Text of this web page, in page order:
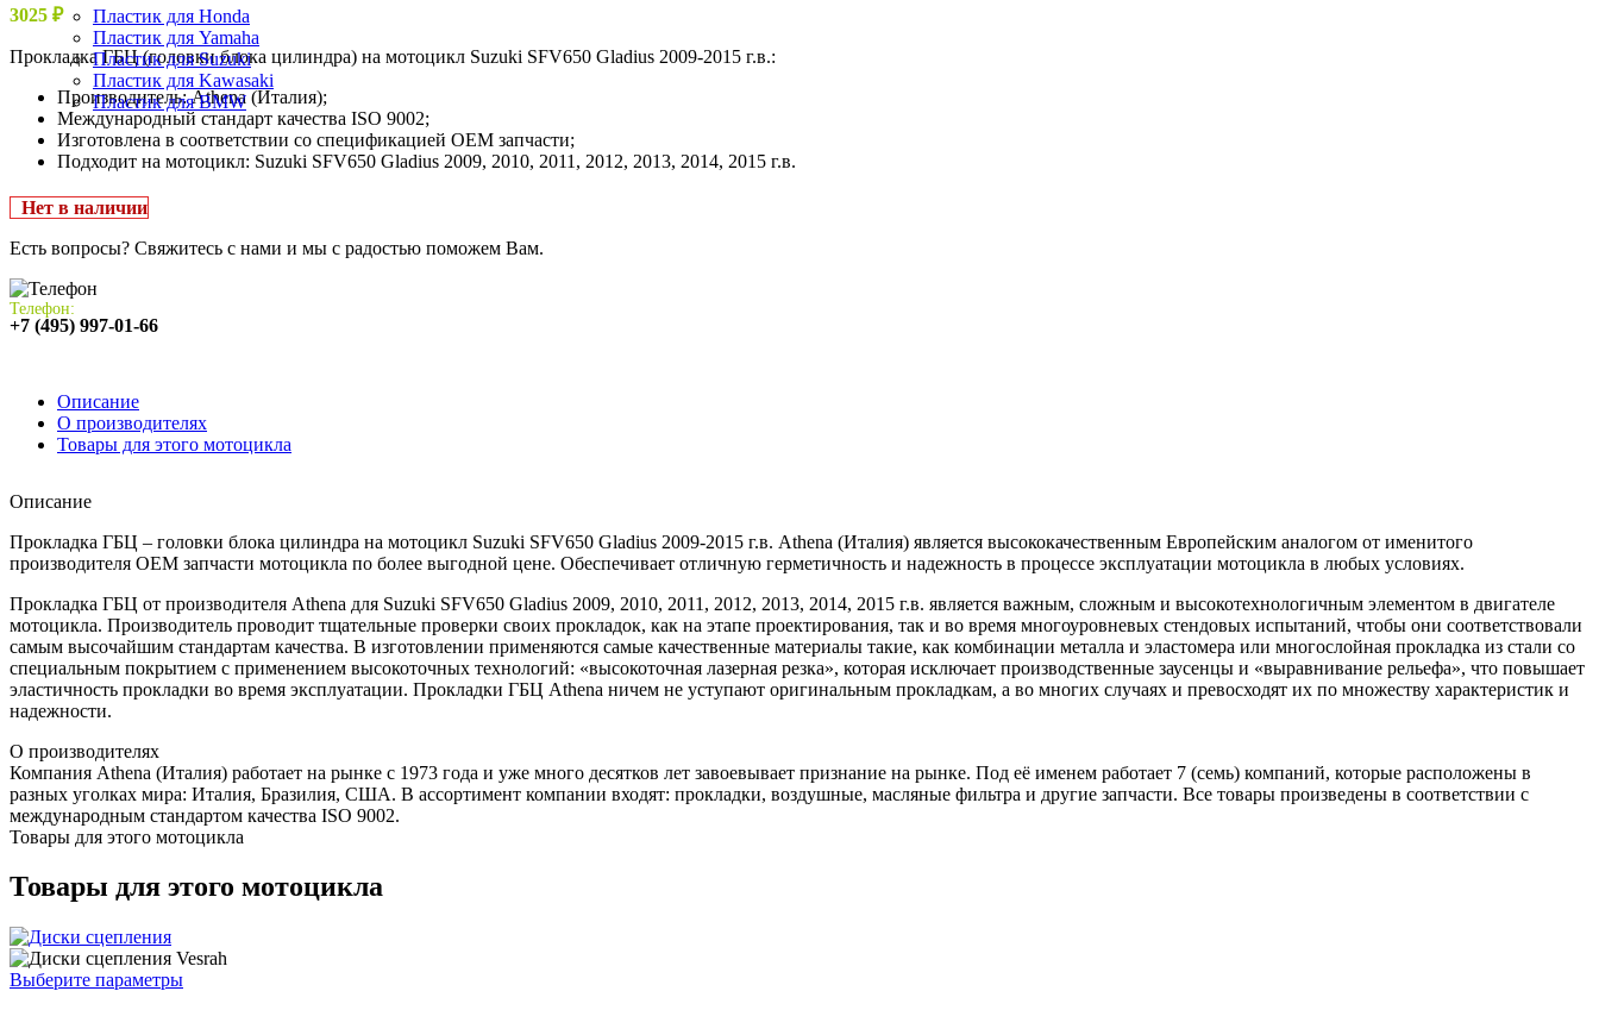
Пластик для Honda
Пластик для Yamaha
Пластик для Suzuki
Пластик для Kawasaki
Пластик для BMW
3025 ₽
Прокладка ГБЦ (головки блока цилиндра) на мотоцикл Suzuki SFV650 Gladius 2009-2015 г.в.:
Производитель: Athena (Италия);
Международный стандарт качества ISO 9002;
Изготовлена в соответствии со спецификацией OEM запчасти;
Подходит на мотоцикл: Suzuki SFV650 Gladius 2009, 2010, 2011, 2012, 2013, 2014, 2015 г.в.
Нет в наличии
Есть вопросы? Свяжитесь с нами и мы с радостью поможем Вам.
Телефон:
+7 (495) 997-01-66
Описание
О производителях
Товары для этого мотоцикла
Описание
Прокладка ГБЦ – головки блока цилиндра на мотоцикл Suzuki SFV650 Gladius 2009-2015 г.в. Athena (Италия) является высококачественным Европейским аналогом от именитого
производителя OEM запчасти мотоцикла по более выгодной цене. Обеспечивает отличную герметичность и надежность в процессе эксплуатации мотоцикла в любых условиях.
Прокладка ГБЦ от производителя Athena для Suzuki SFV650 Gladius 2009, 2010, 2011, 2012, 2013, 2014, 2015 г.в. является важным, сложным и высокотехнологичным элементом в двигателе
мотоцикла. Производитель проводит тщательные проверки своих прокладок, как на этапе проектирования, так и во время многоуровневых стендовых испытаний, чтобы они соответствовали
самым высочайшим стандартам качества. В изготовлении применяются самые качественные материалы такие, как комбинации металла и эластомера или многослойная прокладка из стали со
специальным покрытием с применением высокоточных технологий: «высокоточная лазерная резка», которая исключает производственные заусенцы и «выравнивание рельефа», что повышает
эластичность прокладки во время эксплуатации. Прокладки ГБЦ Athena ничем не уступают оригинальным прокладкам, а во многих случаях и превосходят их по множеству характеристик и
надежности.
О производителях
Компания Athena (Италия) работает на рынке с 1973 года и уже много десятков лет завоевывает признание на рынке. Под её именем работает 7 (семь) компаний, которые расположены в
разных уголках мира: Италия, Бразилия, США. В ассортимент компании входят: прокладки, воздушные, масляные фильтра и другие запчасти. Все товары произведены в соответствии с
международным стандартом качества ISO 9002.
Товары для этого мотоцикла
Товары для этого мотоцикла
Выберите параметрыЭтот